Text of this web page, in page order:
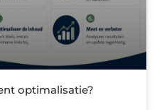
optimalisatie?